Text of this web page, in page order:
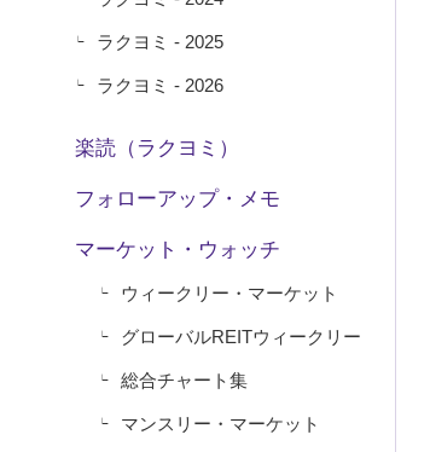
ラクヨミ - 2025
ラクヨミ - 2026
楽読（ラクヨミ）
フォローアップ・メモ
マーケット・ウォッチ
ウィークリー・マーケット
グローバルREITウィークリー
総合チャート集
マンスリー・マーケット